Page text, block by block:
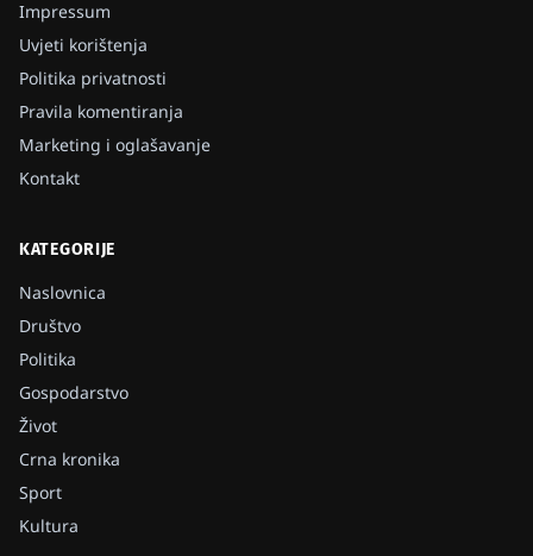
Impressum
Uvjeti korištenja
Politika privatnosti
Pravila komentiranja
Marketing i oglašavanje
Kontakt
KATEGORIJE
Naslovnica
Društvo
Politika
Gospodarstvo
Život
Crna kronika
Sport
Kultura